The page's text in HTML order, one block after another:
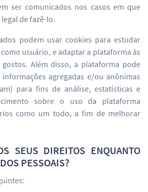
ser comunicados nos casos em que
de fazê-lo.
podem usar cookies para estudar
usuário, e adaptar a plataforma às
gostos. Além disso, a plataforma pode
agregadas e/ou anônimas
para fins de análise, estatísticas e
sobre o uso da plataforma
como um todo, a fim de melhorar
SEUS DIREITOS ENQUANTO
PESSOAIS?